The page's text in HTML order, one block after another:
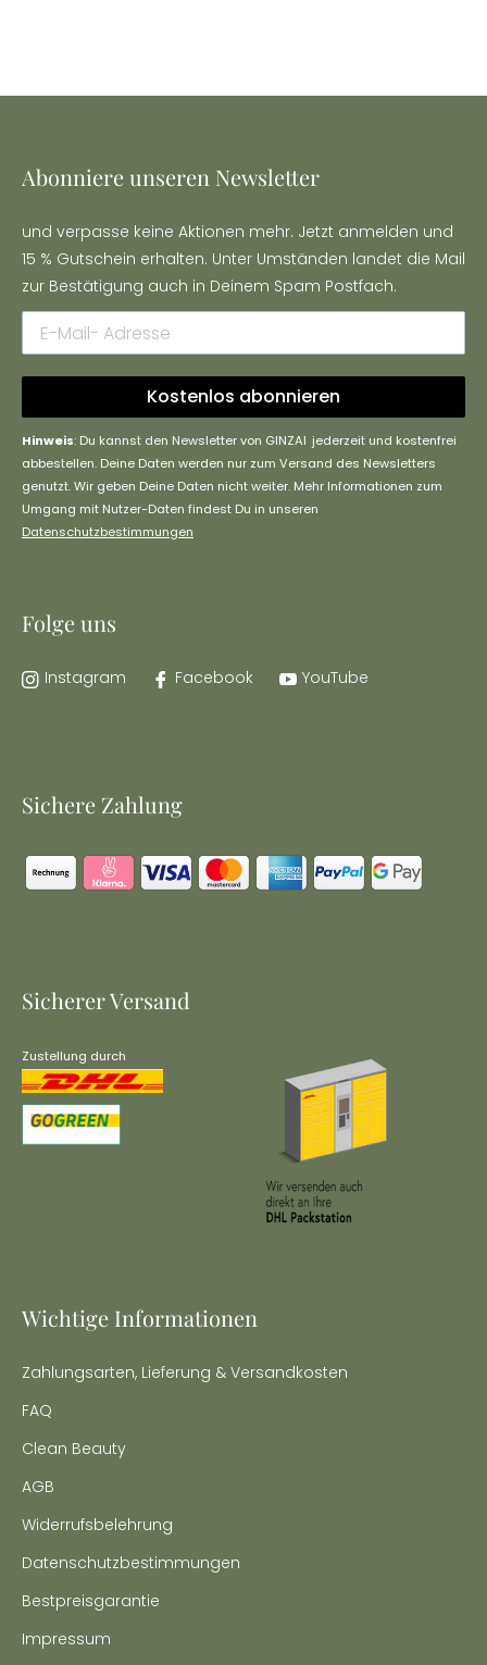
Wichtige Informationen
Zahlungsarten, Lieferung & Versandkosten
FAQ
Clean Beauty
AGB
Widerrufsbelehrung
Datenschutzbestimmungen
Bestpreisgarantie
Impressum
Abonniere unseren Newsletter
und verpasse keine Aktionen mehr. Jetzt anmelden und
15 % Gutschein erhalten. Unter Umständen landet die Mail
zur Bestätigung auch in Deinem Spam Postfach.
Kostenlos abonnieren
Hinweis: Du kannst den Newsletter von GINZAI jederzeit und kostenfrei
abbestellen. Deine Daten werden nur zum Versand des Newsletters
genutzt. Wir geben Deine Daten nicht weiter. Mehr Informationen zum
Umgang mit Nutzer-Daten findest Du in unseren
Datenschutzbestimmungen
Folge uns
Instagram Facebook YouTube
Sicherer Versand
Zustellung durch
Sichere Zahlung